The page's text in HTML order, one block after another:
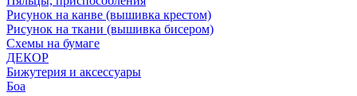
Рисунок на канве (вышивка крестом)
Рисунок на ткани (вышивка бисером)
Схемы на бумаге
ДЕКОР
Бижутерия и аксессуары
Боа